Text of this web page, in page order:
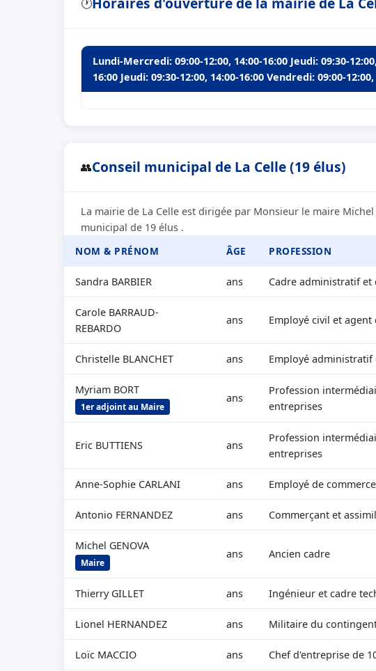
🕐
Lundi-Mercredi: 09:00-12:00, 14:00-16:00 Jeudi: 09:30-
16:00 Jeudi: 09:30-12:00, 14:00-16:00 Vendredi: 09:00-
👥Conseil municipal de La Celle (19 élus)
La mairie de La Celle est dirigée par Monsieur le maire
municipal de 19 élus .
NOM & PRÉNOM
ÂGE PROFESSION
Sandra BARBIER ans Cadre administratif
Carole BARRAUD-
REBARDO
ans Employé civil et
Christelle BLANCHET ans Employé
Myriam BORT
1er adjoint au Maire
ans
Profession
entreprises
Eric BUTTIENS ans
Profession
entreprises
Anne-Sophie CARLANI ans Employé de commerce
Antonio FERNANDEZ ans Commerçant et
Michel GENOVA
Maire
ans Ancien cadre
Thierry GILLET ans Ingénieur et cadre
Lionel HERNANDEZ ans Militaire du
Loïc MACCIO ans Chef d'entreprise de